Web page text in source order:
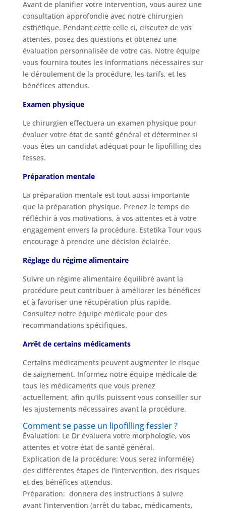
Avant de planifier votre intervention, vous aurez une
consultation approfondie avec notre chirurgien
esthétique. Pendant cette celle ci, discutez de vos
attentes, posez des questions et obtenez une
évaluation personnalisée de votre cas. Notre équipe
vous fournira toutes les informations nécessaires sur
le déroulement de la procédure, les tarifs, et les
bénéfices attendus.
Examen physique
Le chirurgien effectuera un examen physique pour
évaluer votre état de santé général et déterminer si
vous êtes un candidat adéquat pour le lipofilling des
fesses.
Préparation mentale
La préparation mentale est tout aussi importante
que la préparation physique. Prenez le temps de
réfléchir à vos motivations, à vos attentes et à votre
engagement envers la procédure. Estetika Tour vous
encourage à prendre une décision éclairée.
Réglage du régime alimentaire
Suivre un régime alimentaire équilibré avant la
procédure peut contribuer à améliorer les bénéfices
et à favoriser une récupération plus rapide.
Consultez notre équipe médicale pour des
recommandations spécifiques.
Arrêt de certains médicaments
Certains médicaments peuvent augmenter le risque
de saignement. Informez notre équipe médicale de
tous les médicaments que vous prenez
actuellement, afin qu’ils puissent vous conseiller sur
les ajustements nécessaires avant la procédure.
Comment se passe un lipofilling fessier ?
Évaluation: Le Dr évaluera votre morphologie, vos
attentes et votre état de santé général.
Explication de la procédure: Vous serez informé(e)
des différentes étapes de l’intervention, des risques
et des bénéfices attendus.
Préparation: donnera des instructions à suivre
avant l’intervention (arrêt du tabac, médicaments,